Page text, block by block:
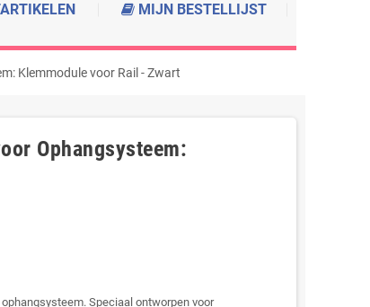
MIJN BESTELLIJST
Klemmodule voor Rail - Zwart
Ophangsysteem:
Speciaal ontworpen voor